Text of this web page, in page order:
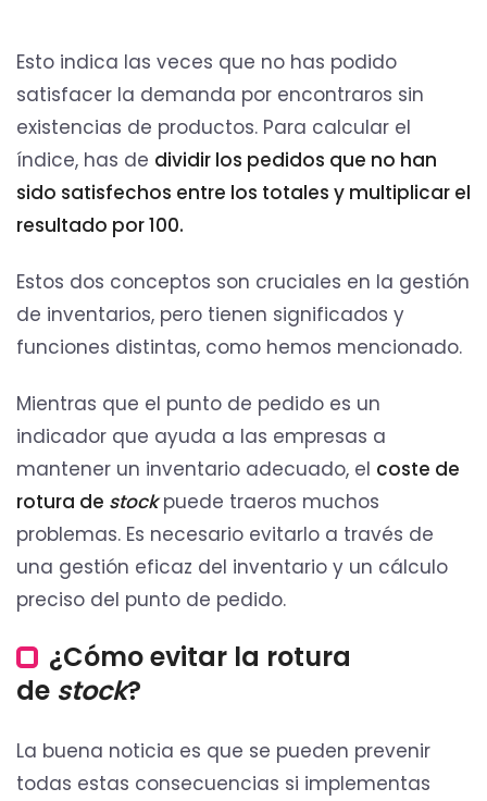
Esto indica las veces que no has podido
satisfacer la demanda por encontraros sin
existencias de productos. Para calcular el
índice, has de dividir los pedidos que no han
sido satisfechos entre los totales y multiplicar el
resultado por 100.
Estos dos conceptos son cruciales en la gestión
de inventarios, pero tienen significados y
funciones distintas, como hemos mencionado.
Mientras que el punto de pedido es un
indicador que ayuda a las empresas a
mantener un inventario adecuado, el coste de
rotura de stock puede traeros muchos
problemas. Es necesario evitarlo a través de
una gestión eficaz del inventario y un cálculo
preciso del punto de pedido.
¿Cómo evitar la rotura
de stock?
La buena noticia es que se pueden prevenir
todas estas consecuencias si implementas